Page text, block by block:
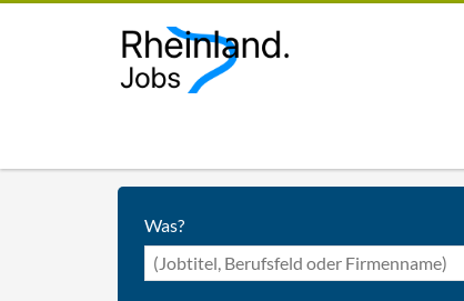
Was?